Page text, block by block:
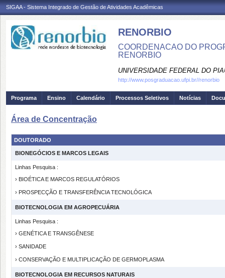
SIGAA - Sistema Integrado de Gestão de Atividades Acadêmicas
RENORBIO
COORDENACAO DO
RENORBIO
UNIVERSIDADE FEDERAL DO
http://www.posgraduacao.ufpi.br//renorbio
Programa Ensino Calendário Processos Seletivos Notícias
Área de Concentração
DOUTORADO
BIONEGÓCIOS E MARCOS LEGAIS
Linhas Pesquisa :
› BIOÉTICA E MARCOS REGULATÓRIOS
› PROSPECÇÃO E TRANSFERÊNCIA TECNOLÓGICA
BIOTECNOLOGIA EM AGROPECUÁRIA
Linhas Pesquisa :
› GENÉTICA E TRANSGÊNESE
› SANIDADE
› CONSERVAÇÃO E MULTIPLICAÇÃO DE GERMOPLASMA
BIOTECNOLOGIA EM RECURSOS NATURAIS